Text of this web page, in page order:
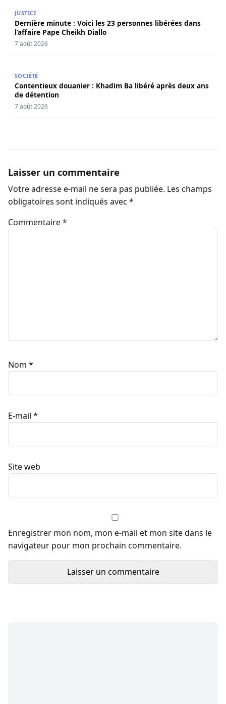
JUSTICE
Dernière minute : Voici les 23 personnes libérées dans
l’affaire Pape Cheikh Diallo
7 août 2026
SOCIÉTÉ
Contentieux douanier : Khadim Ba libéré après deux ans
de détention
7 août 2026
Laisser un commentaire
Votre adresse e-mail ne sera pas publiée. Les champs
obligatoires sont indiqués avec *
Commentaire*
Nom *
E-mail *
Site web
Enregistrer mon nom, mon e-mail et mon site dans le
navigateur pour mon prochain commentaire.